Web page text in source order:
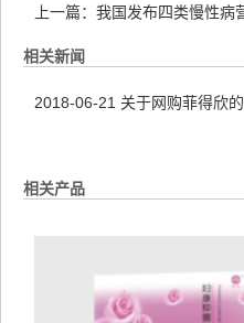
上一篇： 我国发布四类慢性病
相关新闻
2018-06-21 关于网购菲得欣的
相关产品